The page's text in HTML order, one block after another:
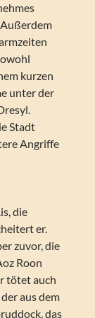
kurzen
unter der
Stadt
Angriffe
die
er.
zuvor, die
Roon
tötet auch
aus dem
das